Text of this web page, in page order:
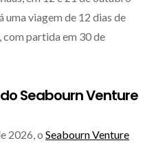
viagem de 12 dias de
com partida em 30 de
Seabourn Venture
2026, o Seabourn Venture